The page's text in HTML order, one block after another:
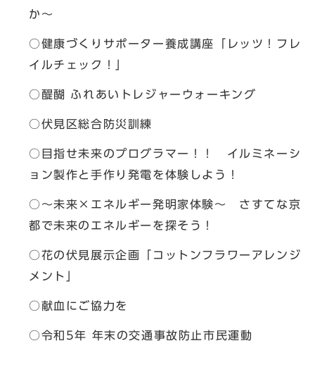
か～
○健康づくりサポーター養成講座「レッツ！フレ
イルチェック！」
○醍醐 ふれあいトレジャーウォーキング
○伏見区総合防災訓練
○目指せ未来のプログラマー！！ イルミネーシ
ョン製作と手作り発電を体験しよう！
○～未来×エネルギー発明家体験～ さすてな京
都で未来のエネルギーを探そう！
○花の伏見展示企画「コットンフラワーアレンジ
メント」
○献血にご協力を
○令和5年 年末の交通事故防止市民運動